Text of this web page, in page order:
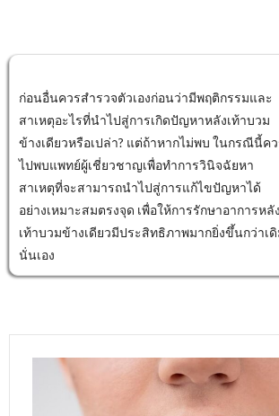
ก่อนอื่นควรสำรวจตัวเองก่อนว่ามีพฤติกรรมและ
สาเหตุอะไรที่นำไปสู่การเกิดปัญหาหลังเท้าบวม
ข้างเดียวหรือเปล่า? แต่ถ้าหากไม่พบ ในกรณีนี้ค
ไปพบแพทย์ผู้เชี่ยวชาญเพื่อทำการวินิจฉัยหา
สาเหตุที่จะสามารถนำไปสู่การแก้ไขปัญหาได้
อย่างเหมาะสมตรงจุด เพื่อให้การรักษาอาการหลัง
เท้าบวมข้างเดียวมีประสิทธิภาพมากยิ่งขึ้นกว่าเ
นั่นเอง